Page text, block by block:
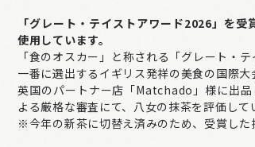
「グレート・テイストアワード2026」を
使用しています。
「食のオスカー」と称される「グレート・
一番に選出するイギリス発祥の美食の国際大
英国のパートナー店「Matchado」様に出
よる厳格な審査にて、八女の抹茶を評価して
※今年の新茶に切替え済みのため、受賞した